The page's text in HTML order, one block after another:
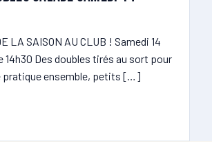
LA SAISON AU CLUB ! Samedi 14
14h30 Des doubles tirés au sort pour
pratique ensemble, petits […]